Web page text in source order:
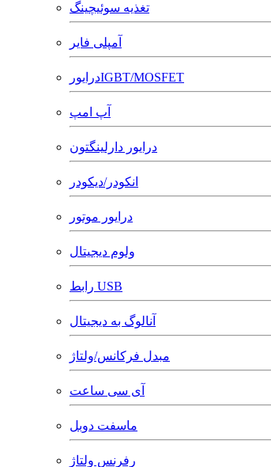
تغذیه سوئیچینگ
آمپلی فایر
درایورIGBT/MOSFET
آپ امپ
درایور دارلینگتون
انکودر/دیکودر
درایور موتور
ولوم دیجیتال
رابط USB
آنالوگ به دیجیتال
مبدل فرکانس/ولتاژ
آی سی ساعت
ماسفت دوبل
رفرنس ولتاژ